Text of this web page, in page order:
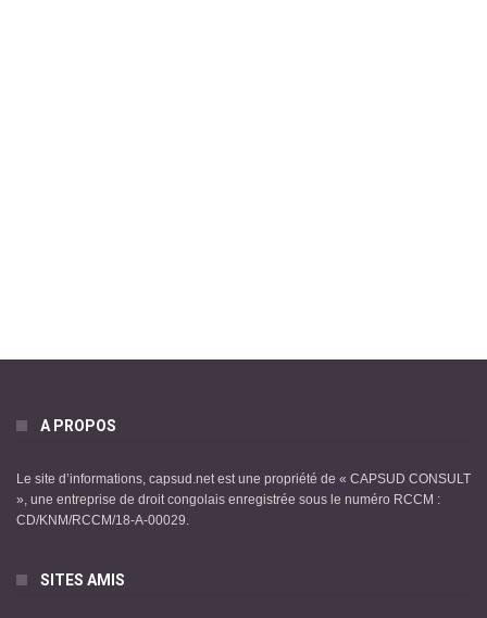
A PROPOS
Le site d’informations, capsud.net est une propriété de « CAPSUD CONSULT
», une entreprise de droit congolais enregistrée sous le numéro RCCM :
CD/KNM/RCCM/18-A-00029.
SITES AMIS